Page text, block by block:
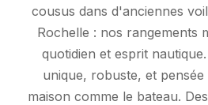
cousus dans d'anciennes
Rochelle : nos rangements
quotidien et esprit
unique, robuste, et
maison comme le bateau.